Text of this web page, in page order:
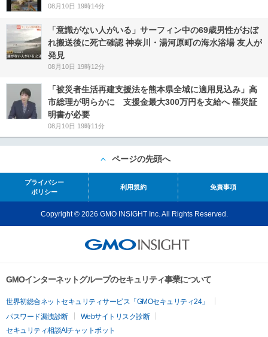
08月10日 19時14分
「意識がない人がいる」サーフィン中の69歳男性がおぼ
れ搬送後に死亡確認 神奈川・湯河原町の海水浴場 友人が
発見
08月10日 19時12分
「被災者生活再建支援法を熊本県全域に適用見込み」高
市総理が明らかに 支援金最大300万円を支給へ 罹災証
明書が必要
08月10日 19時11分
ページの先頭へ
プライバシー
ポリシー
利用規約 免責事項
Copyright © 2026 GMO INSIGHT Inc. All Rights Reserved.
GMOインターネットグループのセキュリティ事業について
世界初総合ネットセキュリティサービス「GMOセキュリティ24」
パスワード漏洩診断
Webサイトリスク診断
セキュリティ相談AIチャットボット